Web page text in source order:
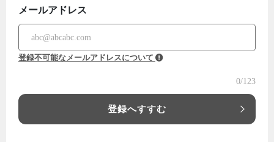
メールアドレス
登録不可能なメールアドレスについて
0/123
登録へすすむ